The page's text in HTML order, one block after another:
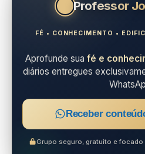
Professor
FÉ • CONHECIMENTO •
Aprofunde suafé e
diários entregues
Receber
Grupo seguro, gratuito e